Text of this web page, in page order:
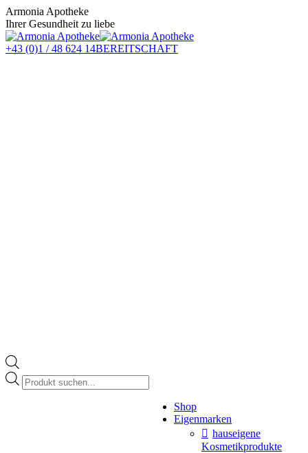
Zum
Inhalt
springen
Armonia Apotheke
Ihrer Gesundheit zu liebe
+43 (0)1 / 48 624 14BEREITSCHAFT
Products
search
Shop
Eigenmarken
hauseigene
Kosmetikprodukte